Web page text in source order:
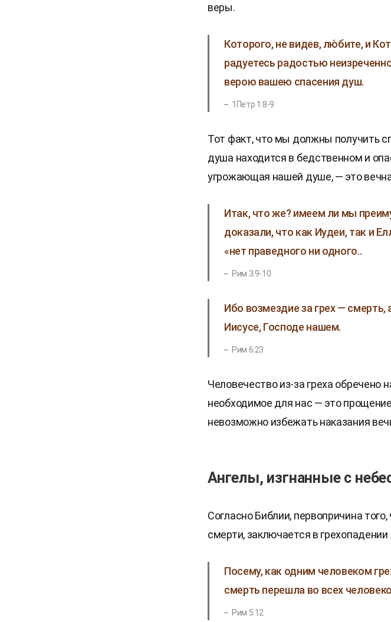
веры.
​Которого, не видев, лю́бите, и
радуетесь радостью
верою вашею спасения душ.
1Петр 1:8-9
Тот факт, что мы должны получить
душа находится в бедственном и
угрожающая нашей душе, — это
Итак, что же? имеем ли мы
доказали, что как Иудеи, так и
«нет праведного ни одного..
Рим 3:9-10
Ибо возмездие за грех —
Иисусе, Господе нашем.
Рим 6:23
Человечество из-за греха обречено
необходимое для нас — это
невозможно избежать наказания
Ангелы, изгнанные с
Согласно Библии, первопричина
смерти, заключается в
Посему, как одним человеком
смерть перешла во всех
Рим 5:12